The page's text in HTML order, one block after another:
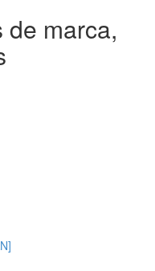
de marca,